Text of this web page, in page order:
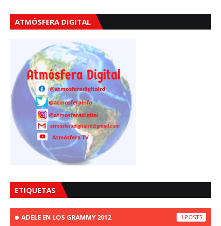
ATMÓSFERA DIGITAL
ETIQUETAS
ADELE EN LOS GRAMMY 2012 1